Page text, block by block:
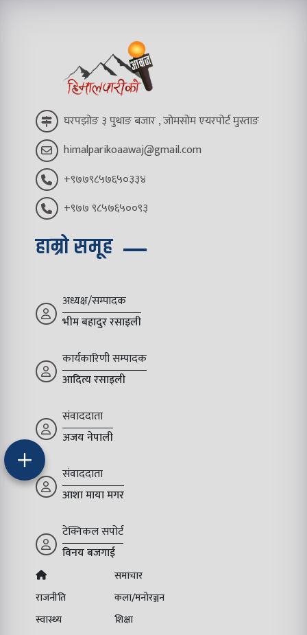
घरपझोङ ३ पुथाङ बजार , जोमसोम एयरपोर्ट मुस्ताङ
himalparikoaawaj@gmail.com
+९७७९८५७६५०३३४
+९७७ ९८५७६५००९३
हाम्रो समूह
अध्यक्ष/सम्पादक
भीम बहादुर रसाइली
कार्यकारिणी सम्पादक
आदित्य रसाइली
संवाददाता
अजय नेपाली
संवाददाता
आशा माया मगर
टेक्निकल सपोर्ट
विनय बजगाई
समाचार
राजनीति
कला/मनोरञ्जन
स्वास्थ्य
शिक्षा